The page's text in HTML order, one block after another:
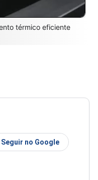
térmico eficiente
Seguir no Google